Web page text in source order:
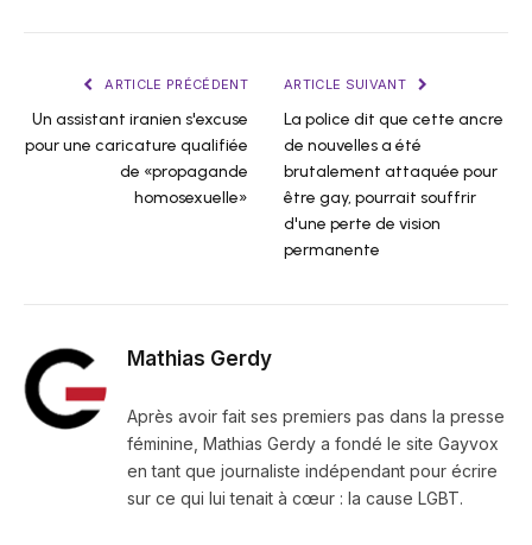
ARTICLE PRÉCÉDENT
Un assistant iranien s'excuse
pour une caricature qualifiée
de «propagande
homosexuelle»
ARTICLE SUIVANT
La police dit que cette ancre
de nouvelles a été
brutalement attaquée pour
être gay, pourrait souffrir
d'une perte de vision
permanente
Mathias Gerdy
Après avoir fait ses premiers pas dans la presse
féminine, Mathias Gerdy a fondé le site Gayvox
en tant que journaliste indépendant pour écrire
sur ce qui lui tenait à cœur : la cause LGBT.